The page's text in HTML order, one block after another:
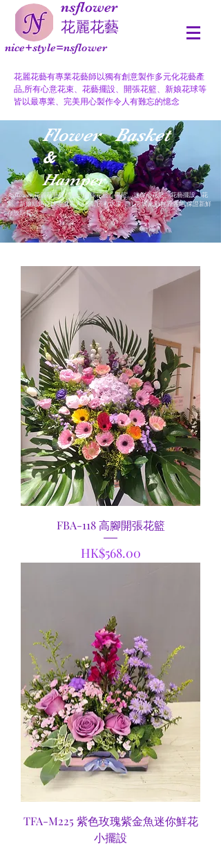
nsflower
​花麗花藝
nice+style=nsflower
花麗花藝有專業花藝師以獨有創意製作多元化花藝產
品,所有心意花束、花藝擺設、開張花籃、新娘花球等
皆以最專業、完美用心製作令人有難忘的憶念
Flower Basket
&
Hamper
nsflower 花麗花藝提供各式開張花籃、果籃、迷你小花籃、花藝擺設、花
束、新娘結婚花球等讓客人訂購, 所有水果、鮮花 均來自世界各地,保證新鮮
存放期長,
FBA-118 高腳開張花籃
價格
HK$568.00
TFA-M225 紫色玫瑰紫金魚迷你鮮花
小擺設